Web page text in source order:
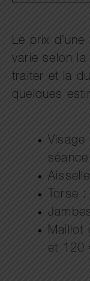
Le prix
varie selon
traiter et la
quelques
séance
Torse
Maillot
et 120